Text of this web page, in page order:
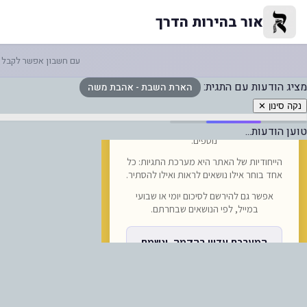
הארת השבת - אהבת משה — אור
אור בהירות הדרך
עם חשבון אפשר לקבל
מציג הודעות עם התגית: הארת השבת - אהבת משה
נקה סינון ✕
טוען הודעות...